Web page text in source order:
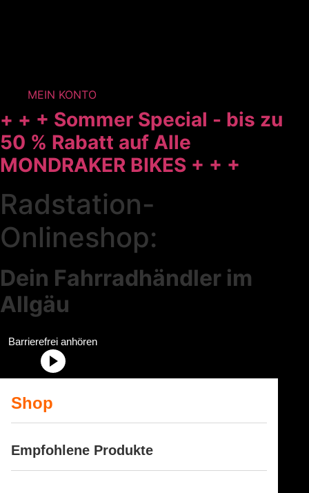
MEIN KONTO
+ + + Sommer Special - bis zu
50 % Rabatt auf Alle
MONDRAKER BIKES + + +
Radstation-
Onlineshop:
Dein Fahrradhändler im
Allgäu
Radstation Onlineshop Header Abschnittstitel:
Barrierefrei anhören
Shop
Empfohlene Produkte